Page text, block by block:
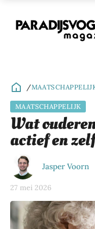
/
MAATSCHAPPELIJK
Wat
actief en
Jasper Voorn
27 mei 2026